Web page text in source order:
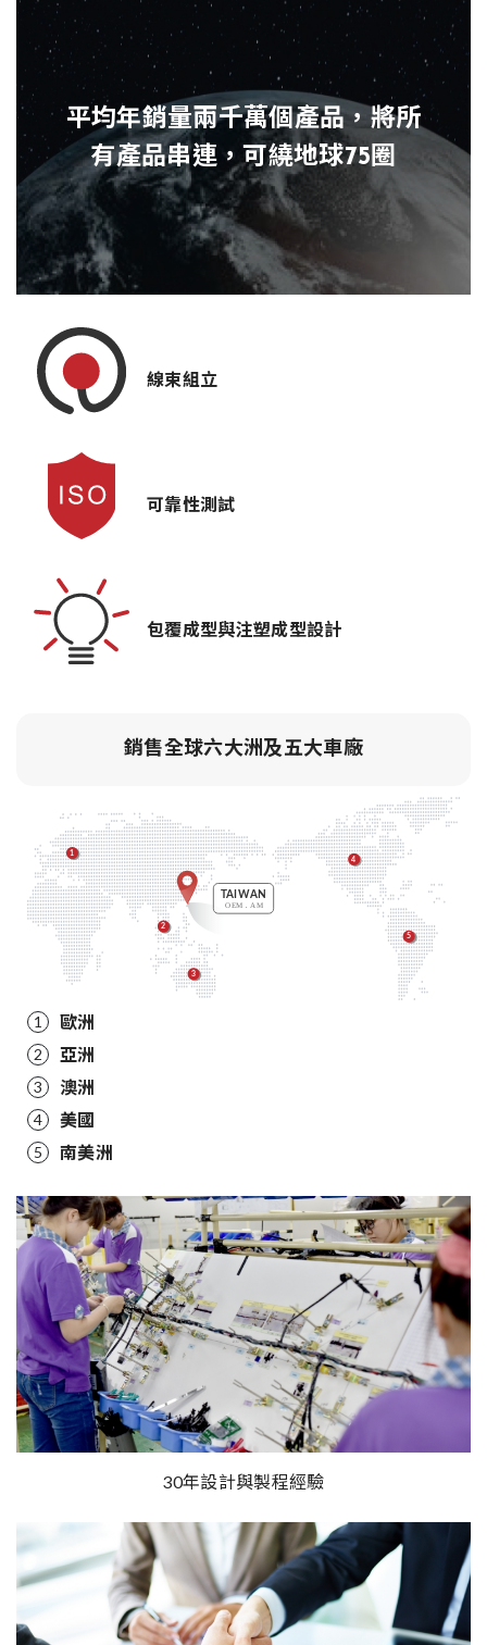
平均年銷量兩千萬個產品，將所
有產品串連，可繞地球75圈
線束組立
可靠性測試
包覆成型與注塑成型設計
銷售全球六大洲及五大車廠
1 歐洲
2 亞洲
3 澳洲
4 美國
5 南美洲
30年設計與製程經驗